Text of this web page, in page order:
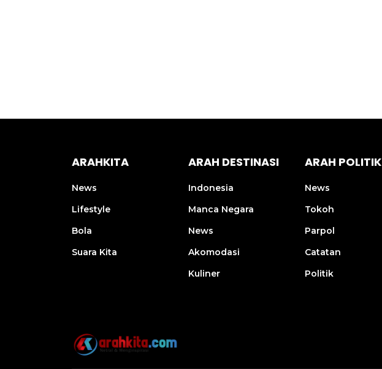
ARAHKITA
News
Lifestyle
Bola
Suara Kita
ARAH DESTINASI
Indonesia
Manca Negara
News
Akomodasi
Kuliner
ARAH POLITIK
News
Tokoh
Parpol
Catatan
Politik